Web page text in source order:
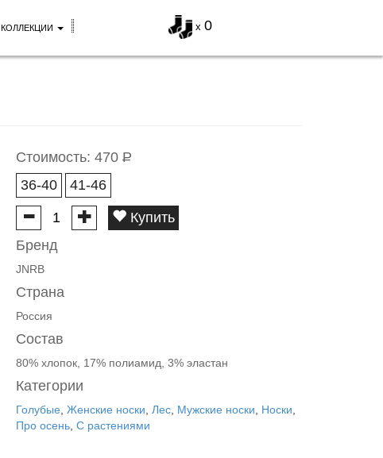
x 0
КОЛЛЕКЦИИ
Стоимость: 470 Р
36-40
41-46
Купить
Бренд
JNRB
Страна
Россия
Состав
80% хлопок, 17% полиамид, 3% эластан
Категории
Голубые Женские носки Лес Мужские носки Носки
Про осень С растениями